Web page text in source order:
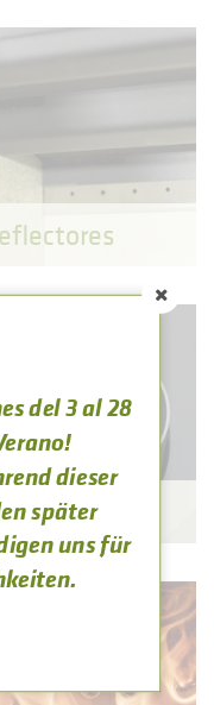
del 3 al 28
dieser
später
uns für